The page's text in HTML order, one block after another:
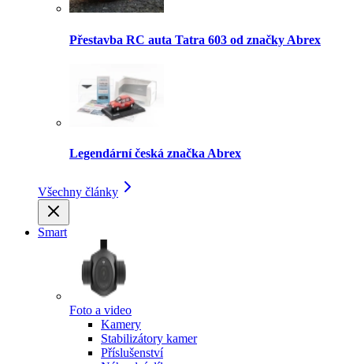
Přestavba RC auta Tatra 603 od značky Abrex
Legendární česká značka Abrex
Všechny články
Smart
Foto a video
Kamery
Stabilizátory kamer
Příslušenství